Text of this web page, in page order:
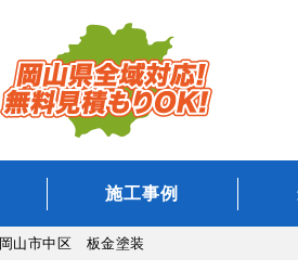
施工事例
岡山市中区 板金塗装